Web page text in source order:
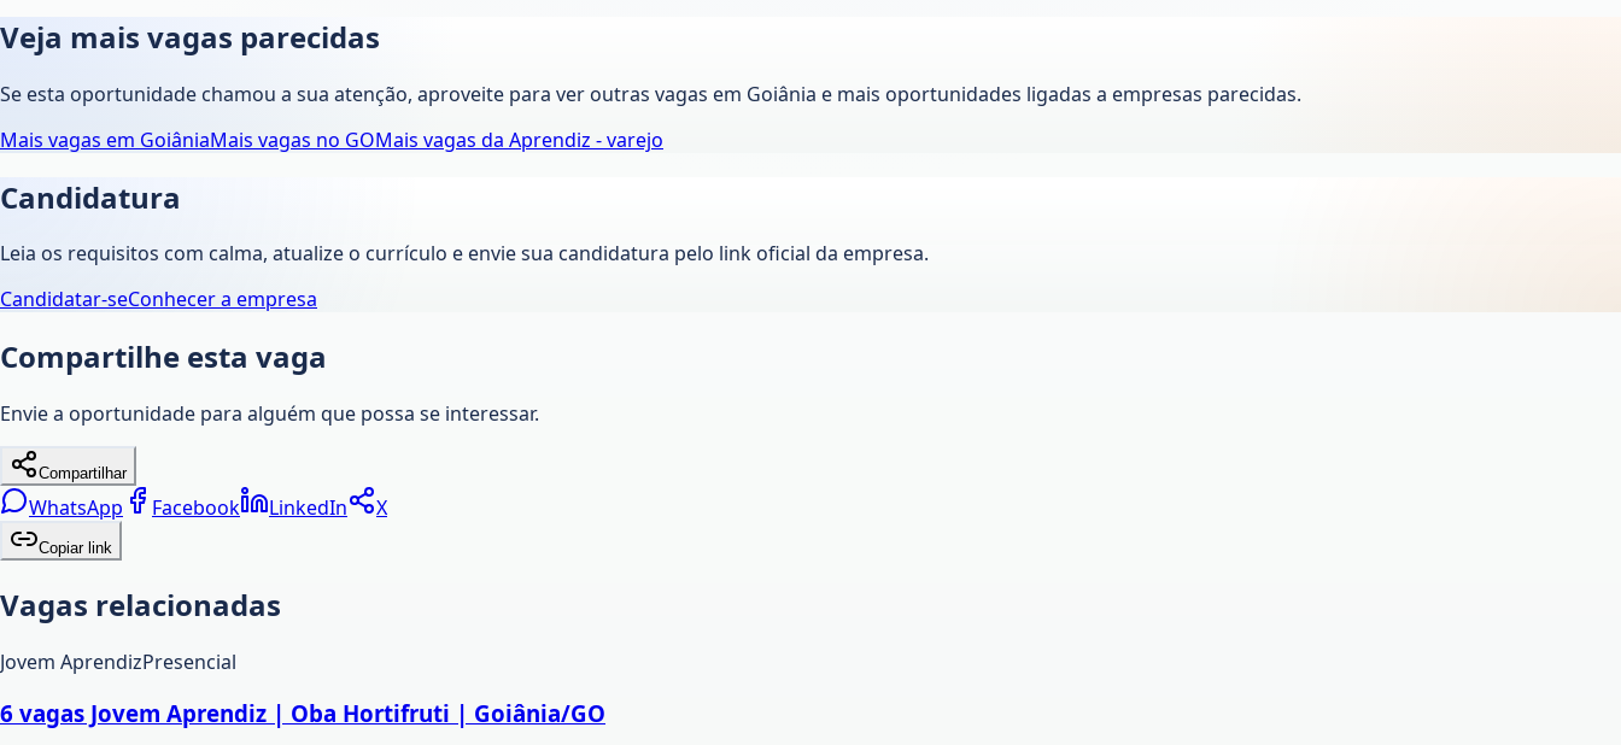
Veja mais vagas parecidas
Se esta oportunidade chamou a sua atenção, aproveite para ver outras vagas em Goiânia e mais oportunidades ligadas a empresas parecidas.
Mais vagas em GoiâniaMais vagas no GOMais vagas da Aprendiz - varejo
Candidatura
Leia os requisitos com calma, atualize o currículo e envie sua candidatura pelo link oficial da empresa.
Candidatar-seConhecer a empresa
Compartilhe esta vaga
Envie a oportunidade para alguém que possa se interessar.
Compartilhar
WhatsApp Facebook LinkedIn X
Copiar link
Vagas relacionadas
Jovem AprendizPresencial
6 vagas Jovem Aprendiz | Oba Hortifruti | Goiânia/GO